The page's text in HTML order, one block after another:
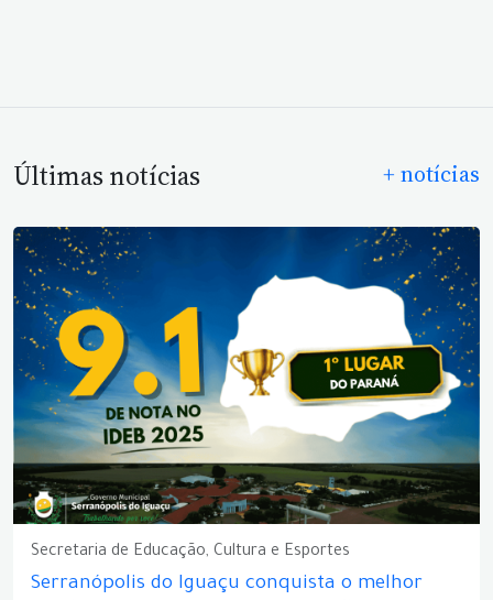
Últimas notícias + notícias
Secretaria de Educação, Cultura e Esportes
Serranópolis do Iguaçu conquista o melhor